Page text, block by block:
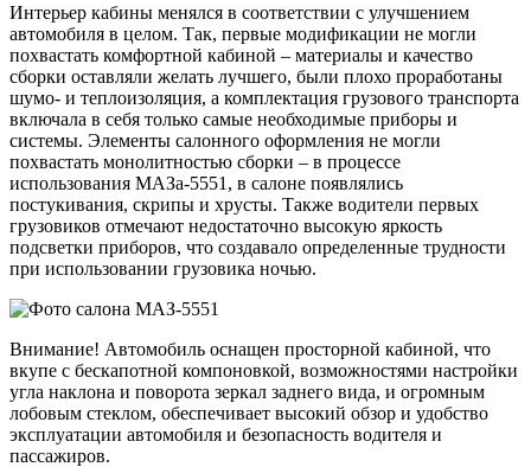
Интерьер кабины менялся в соответствии с улучшением
автомобиля в целом. Так, первые модификации не могли
похвастать комфортной кабиной – материалы и качество
сборки оставляли желать лучшего, были плохо проработаны
шумо- и теплоизоляция, а комплектация грузового транспорта
включала в себя только самые необходимые приборы и
системы. Элементы салонного оформления не могли
похвастать монолитностью сборки – в процессе
использования МАЗа-5551, в салоне появлялись
постукивания, скрипы и хрусты. Также водители первых
грузовиков отмечают недостаточно высокую яркость
подсветки приборов, что создавало определенные трудности
при использовании грузовика ночью.
Внимание! Автомобиль оснащен просторной кабиной, что
вкупе с бескапотной компоновкой, возможностями настройки
угла наклона и поворота зеркал заднего вида, и огромным
лобовым стеклом, обеспечивает высокий обзор и удобство
эксплуатации автомобиля и безопасность водителя и
пассажиров.